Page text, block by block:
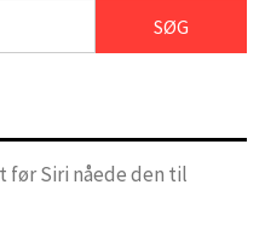
før Siri nåede den til